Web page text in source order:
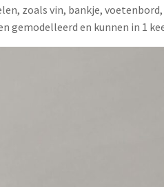
zoals vin, bankje,
gemodelleerd en kunnen in 1